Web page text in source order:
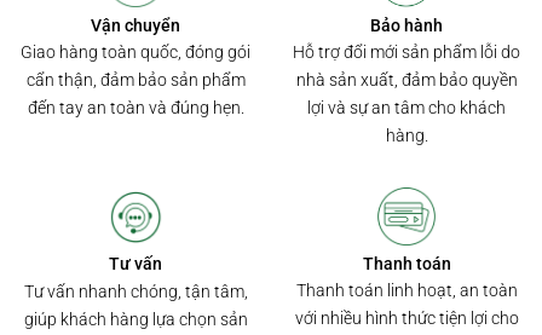
Vận chuyển
Giao hàng toàn quốc, đóng gói
cẩn thận, đảm bảo sản phẩm
đến tay an toàn và đúng hẹn.
Bảo hành
Hỗ trợ đổi mới sản phẩm lỗi do
nhà sản xuất, đảm bảo quyền
lợi và sự an tâm cho khách
hàng.
Tư vấn
Tư vấn nhanh chóng, tận tâm,
giúp khách hàng lựa chọn sản
Thanh toán
Thanh toán linh hoạt, an toàn
với nhiều hình thức tiện lợi cho